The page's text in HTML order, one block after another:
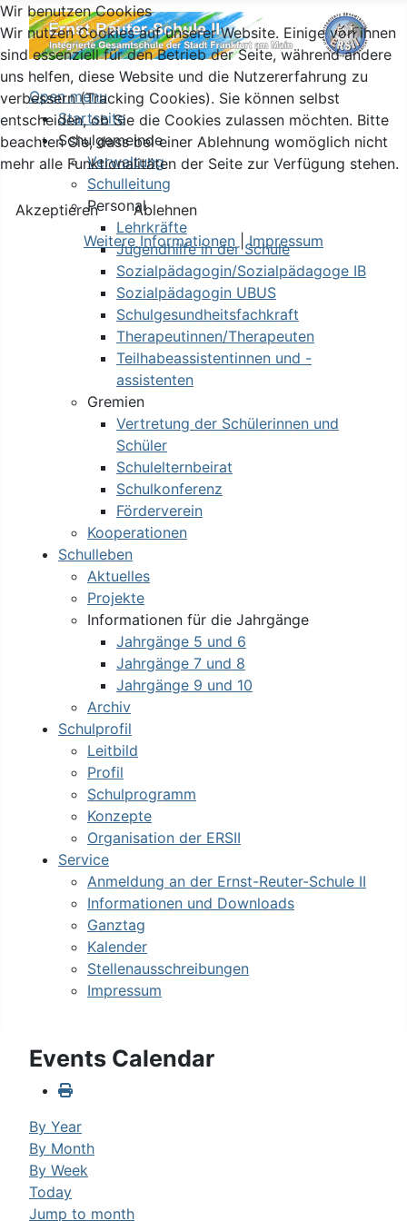
Open menu
Startseite
Schulgemeinde
Verwaltung
Schulleitung
Personal
Lehrkräfte
Jugendhilfe in der Schule
Sozialpädagogin/Sozialpädagoge IB
Sozialpädagogin UBUS
Schulgesundheitsfachkraft
Therapeutinnen/Therapeuten
Teilhabeassistentinnen und -
assistenten
Gremien
Vertretung der Schülerinnen und
Schüler
Schulelternbeirat
Schulkonferenz
Förderverein
Kooperationen
Schulleben
Aktuelles
Projekte
Informationen für die Jahrgänge
Jahrgänge 5 und 6
Jahrgänge 7 und 8
Jahrgänge 9 und 10
Archiv
Schulprofil
Leitbild
Profil
Schulprogramm
Konzepte
Organisation der ERSII
Service
Anmeldung an der Ernst-Reuter-Schule II
Informationen und Downloads
Ganztag
Kalender
Stellenausschreibungen
Impressum
Events Calendar
By Year
By Month
By Week
Today
Jump to month
Wir benutzen Cookies
Wir nutzen Cookies auf unserer Website. Einige von ihnen
sind essenziell für den Betrieb der Seite, während andere
uns helfen, diese Website und die Nutzererfahrung zu
verbessern (Tracking Cookies). Sie können selbst
entscheiden, ob Sie die Cookies zulassen möchten. Bitte
beachten Sie, dass bei einer Ablehnung womöglich nicht
mehr alle Funktionalitäten der Seite zur Verfügung stehen.
Akzeptieren
Ablehnen
Weitere Informationen |Impressum